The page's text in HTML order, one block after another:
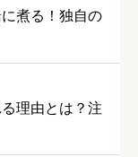
煮る！独自の
理由とは？注